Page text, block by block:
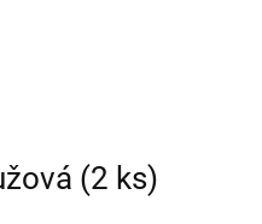
(2 ks)